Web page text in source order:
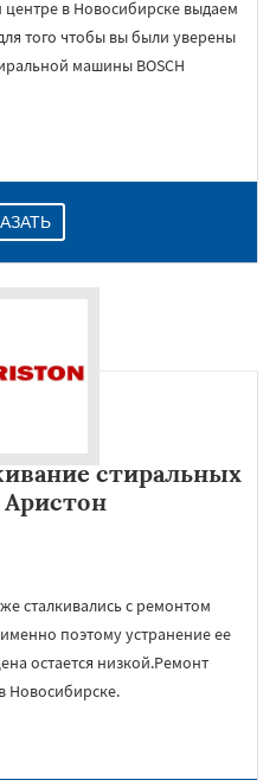
в Новосибирске выдаем
того чтобы вы были уверены
машины BOSCH
стиральных
сталкивались с ремонтом
поэтому устранение ее
остается низкой.Ремонт
Новосибирске.